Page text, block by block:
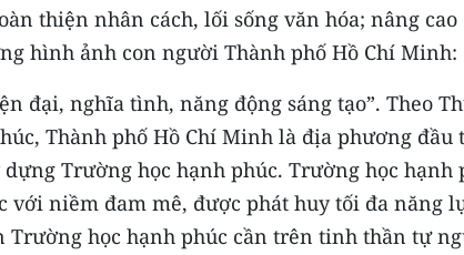
thiện nhân cách, lối sống văn hóa; nâng
hình ảnh con người Thành phố Hồ Chí Minh:
đại, nghĩa tình, năng động sáng tạo”. Theo
Thành phố Hồ Chí Minh là địa phương
Trường học hạnh phúc. Trường học hạnh
với niềm đam mê, được phát huy tối đa năng
Trường học hạnh phúc cần trên tinh thần tự